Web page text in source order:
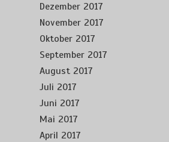
Dezember 2017
November 2017
Oktober 2017
September 2017
August 2017
Juli 2017
Juni 2017
Mai 2017
April 2017